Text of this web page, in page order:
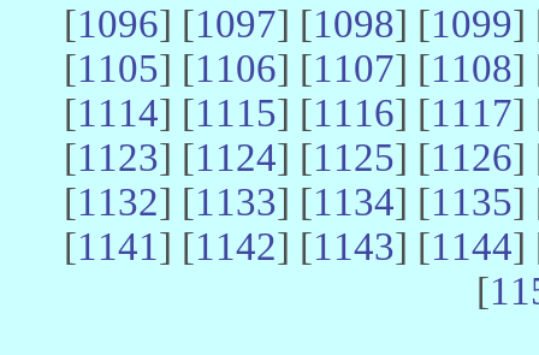
[1096] [1097] [1098] [1099]
[1105] [1106] [1107] [1108]
[1114] [1115] [1116] [1117]
[1123] [1124] [1125] [1126]
[1132] [1133] [1134] [1135]
[1141] [1142] [1143] [1144]
[